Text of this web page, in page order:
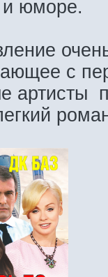
и юморе.
с
артисты